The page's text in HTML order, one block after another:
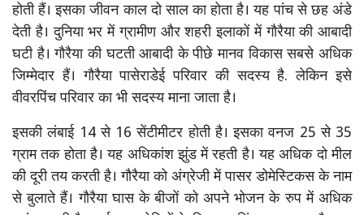
होती हैं। इसका जीवन काल दो साल का होता है। यह पांच से छह अंडे
देती है। दुनिया भर में ग्रामीण और शहरी इलाकों में गौरैया की आबादी
घटी है। गौरैया की घटती आबादी के पीछे मानव विकास सबसे अधिक
जिम्मेदार हैं। गौरैया पासेराडेई परिवार की सदस्य है. लेकिन इसे
वीवरपिंच परिवार का भी सदस्य माना जाता है।
इसकी लंबाई 14 से 16 सेंटीमीटर होती है। इसका वनज 25 से 35
ग्राम तक होता है। यह अधिकांश झुंड में रहती है। यह अधिक दो मील
की दूरी तय करती है। गौरैया को अंग्रेजी में पासर डोमेस्टिकस के नाम
से बुलाते हैं। गौरैया घास के बीजों को अपने भोजन के रुप में अधिक